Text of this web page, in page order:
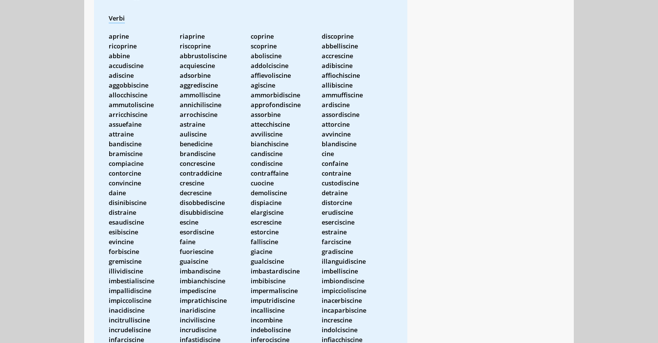
Verbi
aprine riaprine coprine
discoprine
ricoprine
riscoprine scoprine
abbelliscine
abbine
abbrustoliscine aboliscine
accrescine
accudiscine
acquiescine addolciscine
adibiscine
adiscine
adsorbine affievoliscine
affiochiscine
aggobbiscine
aggrediscine agiscine
allibiscine
allocchiscine
ammolliscine ammorbidiscine
ammuffiscine
ammutoliscine
annichiliscine approfondiscine
ardiscine
arricchiscine
arrochiscine assorbine
assordiscine
assuefaine
astraine attecchiscine
attorcine
attraine
auliscine avviliscine
avvincine
bandiscine
benedicine bianchiscine
blandiscine
bramiscine
brandiscine candiscine
cine
compiacine
concrescine condiscine
confaine
contorcine
contraddicine contraffaine
contraine
convincine
crescine cuocine
custodiscine
daine
decrescine demoliscine
detraine
disinibiscine
disobbediscine dispiacine
distorcine
distraine
disubbidiscine elargiscine
erudiscine
esaudiscine
escine escrescine
eserciscine
esibiscine
esordiscine estorcine
estraine
evincine
faine falliscine
farciscine
forbiscine
fuoriescine giacine
gradiscine
gremiscine
guaiscine gualciscine
illanguidiscine
illividiscine
imbandiscine imbastardiscine
imbelliscine
imbestialiscine
imbianchiscine imbibiscine
imbiondiscine
impallidiscine
impediscine impermaliscine
impiccioliscine
impiccoliscine
impratichiscine imputridiscine
inacerbiscine
inacidiscine
inaridiscine incalliscine
incaparbiscine
incitrulliscine
inciviliscine incombine
increscine
incrudeliscine
incrudiscine indeboliscine
indolciscine
infarciscine
infastidiscine inferociscine
infiacchiscine